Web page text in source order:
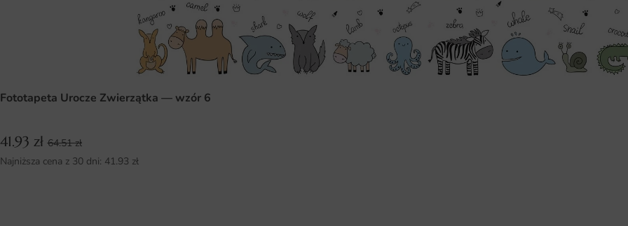
Fototapeta Urocze Zwierzątka — wzór 6
41.93 zł 64.51zł
Najniższa cena z 30 dni: 41.93 zł